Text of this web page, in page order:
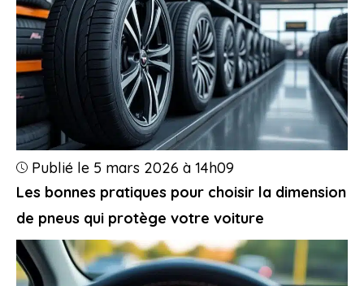
Les bonnes pratiques pour choisir la dimension
de pneus qui protège votre voiture
Publié le 5 mars 2026 à 14h09